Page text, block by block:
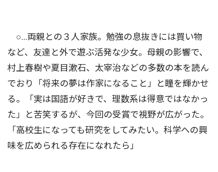
○…両親との３人家族。勉強の息抜きには買い物
など、友達と外で遊ぶ活発な少女。母親の影響で、
村上春樹や夏目漱石、太宰治などの多数の本を読ん
でおり「将来の夢は作家になること」と瞳を輝かせ
る。「実は国語が好きで、理数系は得意ではなかっ
た」と苦笑するが、今回の受賞で視野が広がった。
「高校生になっても研究をしてみたい。科学への興
味を広められる存在になれたら」